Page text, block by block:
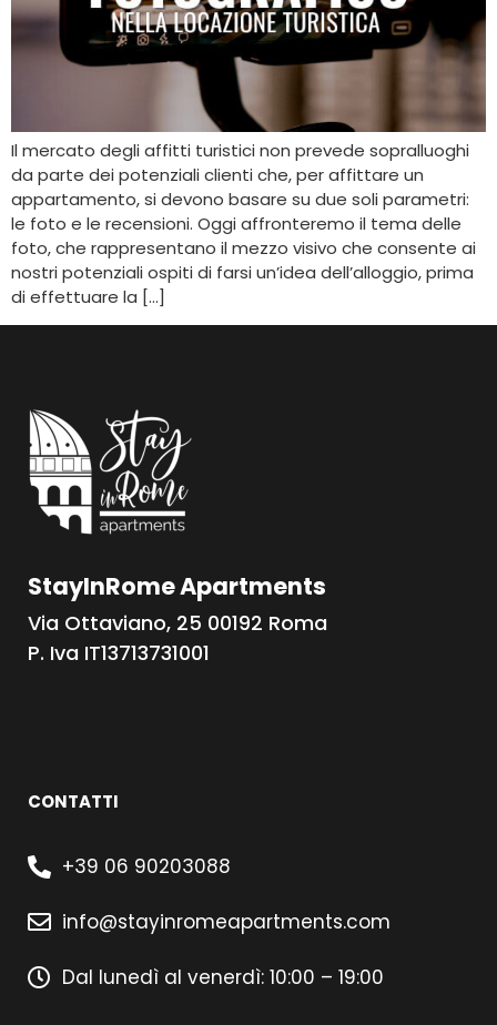
Il mercato degli affitti turistici non prevede sopralluoghi
da parte dei potenziali clienti che, per affittare un
appartamento, si devono basare su due soli parametri:
le foto e le recensioni. Oggi affronteremo il tema delle
foto, che rappresentano il mezzo visivo che consente ai
nostri potenziali ospiti di farsi un’idea dell’alloggio, prima
di effettuare la […]
StayInRome Apartments
Via Ottaviano, 25 00192 Roma
P. Iva IT13713731001
CONTATTI
+39 06 90203088
info@stayinromeapartments.com
Dal lunedì al venerdì: 10:00 – 19:00